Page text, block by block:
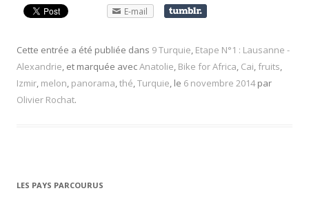
E-mail
Cette entrée a été publiée dans 9 Turquie, Etape N°1 : Lausanne -
Alexandrie, et marquée avecAnatolie, Bike for Africa, Cai, fruits,
Izmir, melon, panorama,thé,Turquie, le 6 novembre 2014 par
Olivier Rochat.
LES PAYS PARCOURUS